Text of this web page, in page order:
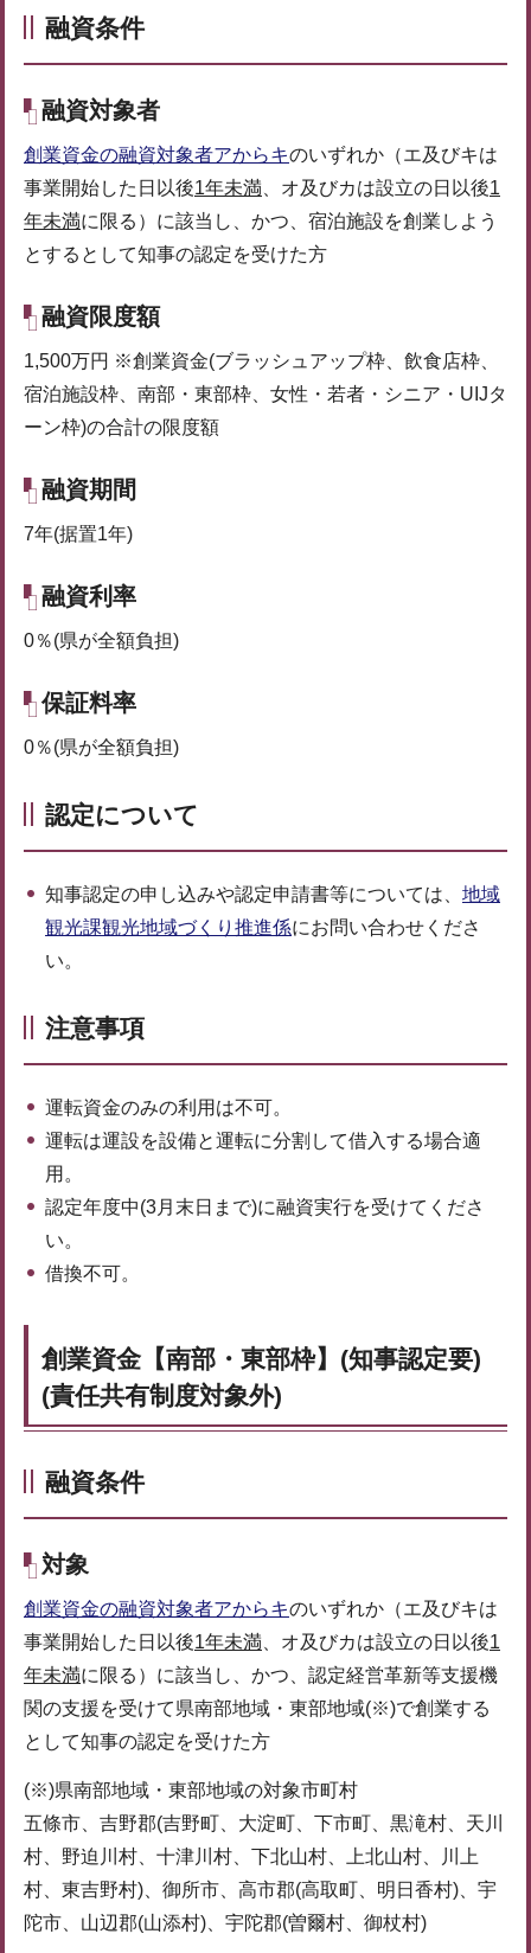
融資条件
融資対象者
創業資金の融資対象者アからキのいずれか（エ及びキは
事業開始した日以後1年未満 、オ及びカは設立の日以後1
年未満に限る）に該当し、かつ、宿泊施設を創業しよう
とするとして知事の認定を受けた方
融資限度額
1,500万円 ※創業資金(ブラッシュアップ枠、飲食店枠、
宿泊施設枠、南部・東部枠、女性・若者・シニア・UIJタ
ーン枠)の合計の限度額
融資期間
7年(据置1年)
融資利率
0％(県が全額負担)
保証料率
0％(県が全額負担)
認定について
知事認定の申し込みや認定申請書等については、 地域
観光課観光地域づくり推進係にお問い合わせくださ
い。
注意事項
運転資金のみの利用は不可。
運転は運設を設備と運転に分割して借入する場合適
用。
認定年度中(3月末日まで)に融資実行を受けてくださ
い。
借換不可。
創業資金【南部・東部枠】(知事認定要)
(責任共有制度対象外)
融資条件
対象
創業資金の融資対象者アからキのいずれか（エ及びキは
事業開始した日以後1年未満 、オ及びカは設立の日以後1
年未満に限る）に該当し、かつ、認定経営革新等支援機
関の支援を受けて県南部地域・東部地域(※)で創業する
として知事の認定を受けた方
(※)県南部地域・東部地域の対象市町村
五條市、吉野郡(吉野町、大淀町、下市町、黒滝村、天川
村、野迫川村、十津川村、下北山村、上北山村、川上
村、東吉野村)、御所市、高市郡(高取町、明日香村)、宇
陀市、山辺郡(山添村)、宇陀郡(曽爾村、御杖村)